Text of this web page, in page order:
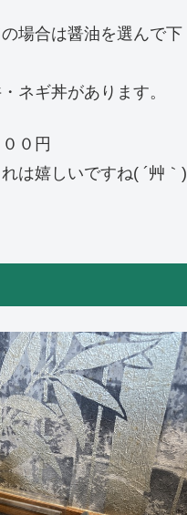
場合は醤油を選んで下
ネギ丼があります。
０円
は嬉しいですね( ´艸｀)